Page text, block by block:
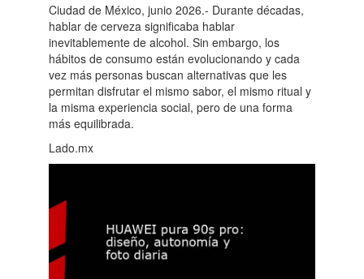
Ciudad de México, junio 2026.- Durante décadas,
hablar de cerveza significaba hablar
inevitablemente de alcohol. Sin embargo, los
hábitos de consumo están evolucionando y cada
vez más personas buscan alternativas que les
permitan disfrutar el mismo sabor, el mismo ritual y
la misma experiencia social, pero de una forma
más equilibrada.
Lado.mx